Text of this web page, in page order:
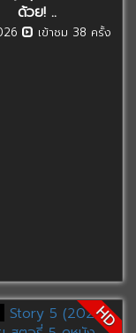
ด้วย! ..
เข้าชม 38 ครั้ง
HD